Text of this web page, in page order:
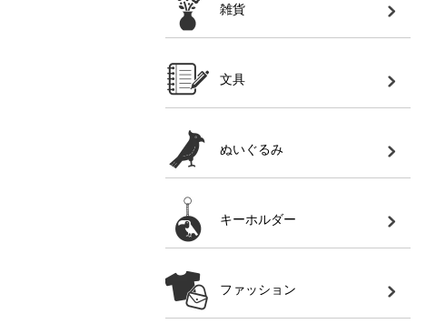
雑貨
文具
ぬいぐるみ
キーホルダー
ファッション